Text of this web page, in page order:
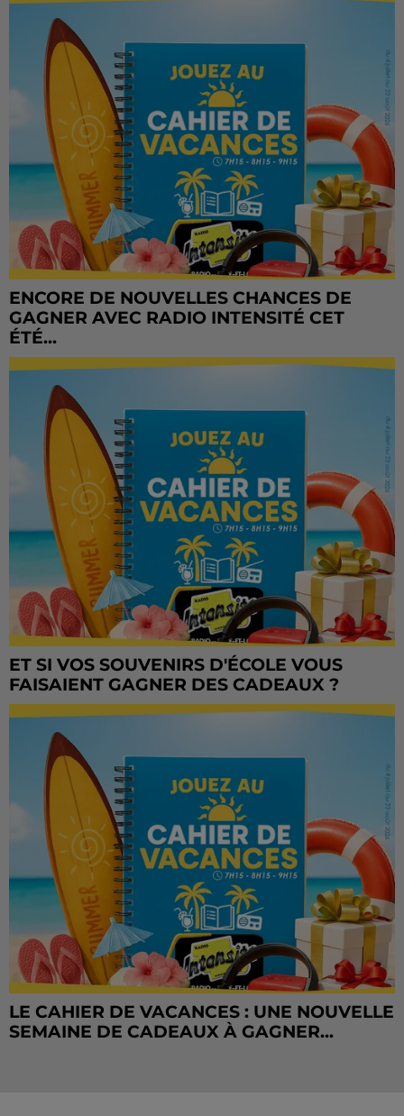
ENCORE DE NOUVELLES CHANCES DE
GAGNER AVEC RADIO INTENSITÉ CET
ÉTÉ...
ET SI VOS SOUVENIRS D'ÉCOLE VOUS
FAISAIENT GAGNER DES CADEAUX ?
LE CAHIER DE VACANCES : UNE NOUVELLE
SEMAINE DE CADEAUX À GAGNER...